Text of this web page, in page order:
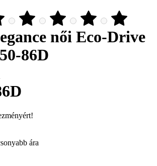
női Eco-Drive
86D
ára